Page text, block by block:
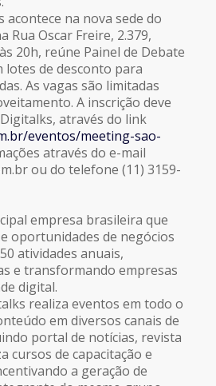
na nova sede do
Rua Oscar Freire, 2.379,
20h, reúne Painel de Debate
lotes de desconto para
As vagas são limitadas
A inscrição deve
através do link
eventos/meeting-sao-
através do e-mail
ou do telefone (11) 3159-
empresa brasileira que
oportunidades de negócios
atividades anuais,
e transformando empresas
digital.
realiza eventos em todo o
em diversos canais de
portal de notícias, revista
cursos de capacitação e
a geração de